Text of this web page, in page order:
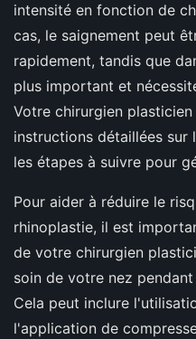
intensité en fonction de
cas, le saignement peut
rapidement, tandis que
plus important et
Votre chirurgien
instructions détaillées sur
les étapes à suivre pour
Pour aider à réduire le
rhinoplastie, il est
de votre chirurgien
soin de votre nez
Cela peut inclure
l'application de